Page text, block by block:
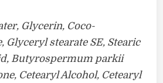
Glycerin, Coco-
Glyceryl stearate SE, Stearic
Butyrospermum parkii
Cetearyl Alcohol, Cetearyl